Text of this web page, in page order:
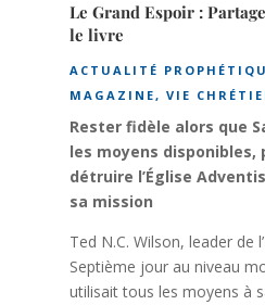
Le Grand Espoir :
le livre
ACTUALITÉ
MAGAZINE, VIE
Rester fidèle alors que
les moyens
détruire l’Église
sa mission
Ted N.C. Wilson, leader de
Septième jour au niveau
utilisait tous les moyens à